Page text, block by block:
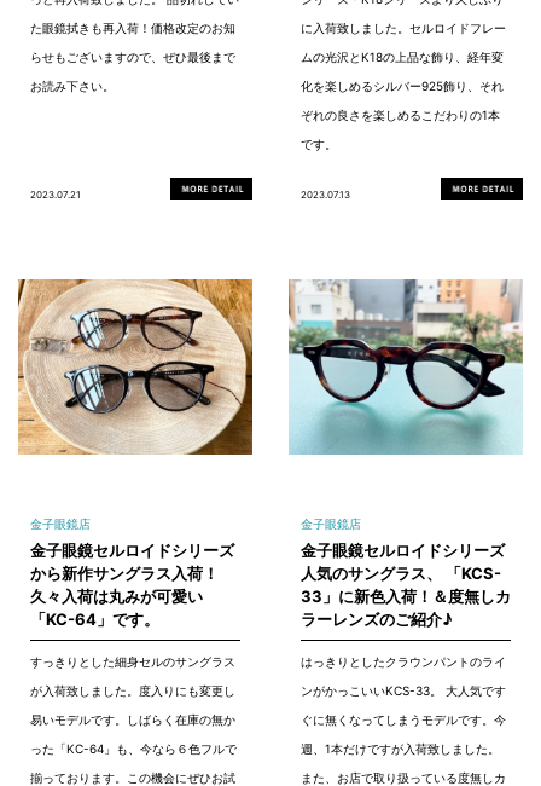
た眼鏡拭きも再入荷！価格改定のお知
らせもございますので、ぜひ最後まで
お読み下さい。
2023.07.21
に入荷致しました。セルロイドフレー
ムの光沢とK18の上品な飾り、経年変
化を楽しめるシルバー925飾り、それ
ぞれの良さを楽しめるこだわりの1本
です。
2023.07.13
金子眼鏡店
金子眼鏡セルロイドシリーズ
から新作サングラス入荷！
久々入荷は丸みが可愛い
「KC-64」です。
すっきりとした細身セルのサングラス
が入荷致しました。度入りにも変更し
易いモデルです。しばらく在庫の無か
った「KC-64」も、今なら６色フルで
揃っております。この機会にぜひお試
金子眼鏡店
金子眼鏡セルロイドシリーズ
人気のサングラス、 「KCS-
33」に新色入荷！＆度無しカ
ラーレンズのご紹介♪
はっきりとしたクラウンパントのライ
ンがかっこいいKCS-33。 大人気です
ぐに無くなってしまうモデルです。今
週、1本だけですが入荷致しました。
また、お店で取り扱っている度無しカ